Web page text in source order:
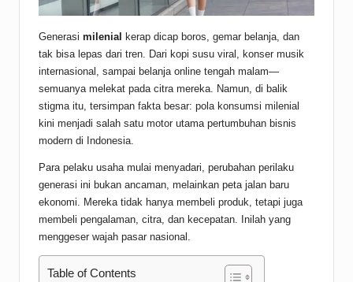
Generasi milenial kerap dicap boros, gemar belanja, dan
tak bisa lepas dari tren. Dari kopi susu viral, konser musik
internasional, sampai belanja online tengah malam—
semuanya melekat pada citra mereka. Namun, di balik
stigma itu, tersimpan fakta besar: pola konsumsi milenial
kini menjadi salah satu motor utama pertumbuhan bisnis
modern di Indonesia.
Para pelaku usaha mulai menyadari, perubahan perilaku
generasi ini bukan ancaman, melainkan peta jalan baru
ekonomi. Mereka tidak hanya membeli produk, tetapi juga
membeli pengalaman, citra, dan kecepatan. Inilah yang
menggeser wajah pasar nasional.
Table of Contents